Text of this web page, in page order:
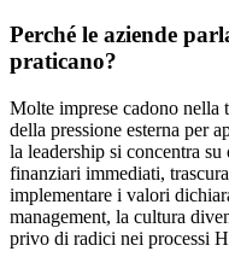
Perché le aziende
praticano?
Molte imprese cadono nella
della pressione esterna per
la leadership si concentra
finanziari immediati,
implementare i valori
management, la cultura
privo di radici nei processi